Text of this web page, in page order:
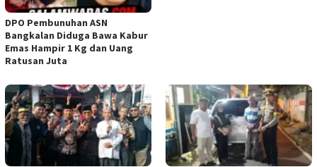
DPO Pembunuhan ASN
Bangkalan Diduga Bawa Kabur
Emas Hampir 1 Kg dan Uang
Ratusan Juta